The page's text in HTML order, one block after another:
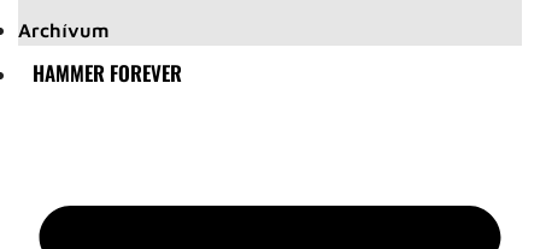
Archívum
HAMMER FOREVER